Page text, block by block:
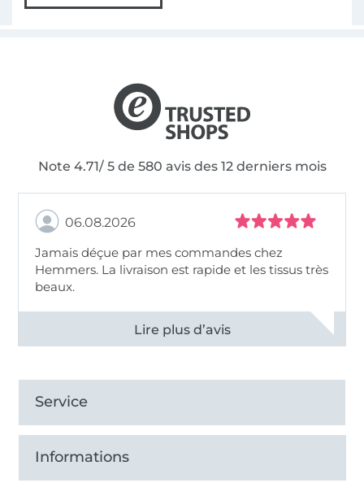
Note 4.71/ 5 de 580 avis des 12 derniers mois
06.08.2026
Jamais déçue par mes commandes chez
Hemmers. La livraison est rapide et les tissus très
beaux.
Voir tous les 11496 commentaires
Service
Informations